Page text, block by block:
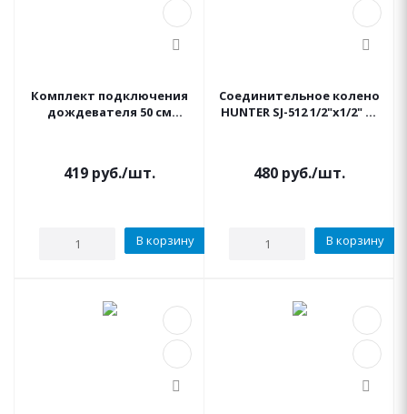
Комплект подключения
дождевателя 50 см
419 руб./шт.
В корзину
Соединительное колено
HUNTER SJ-512 1/2"х1/2" 30
480 руб./шт.
В корзину